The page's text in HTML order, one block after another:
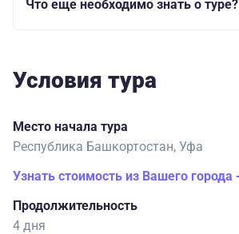
Что еще необходимо знать о туре?
Условия тура
Место начала тура
Республика Башкортостан, Уфа
Узнать стоимость из Вашего города
Продолжительность
4 дня